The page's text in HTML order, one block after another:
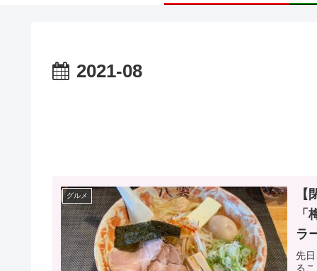
2021-08
グルメ
ラ
先
る